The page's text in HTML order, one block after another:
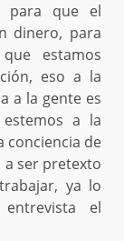
para que el
dinero, para
estamos
eso a la
a la gente es
a la
conciencia de
a ser pretexto
ya lo
el